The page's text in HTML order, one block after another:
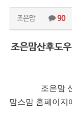
조은맘 90
조은맘산후도
조은맘
맘스맘 홈페이지